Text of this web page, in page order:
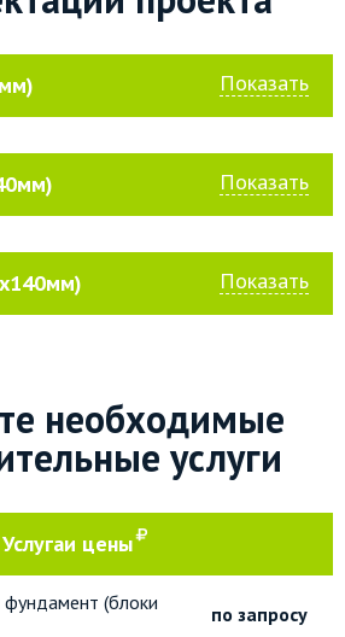
Показать
Показать
Показать
необходимые
услуги
Услугаи цены
(блоки
по запросу